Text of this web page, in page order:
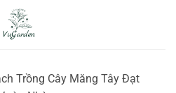
Trồng Cây Măng Tây Đạt